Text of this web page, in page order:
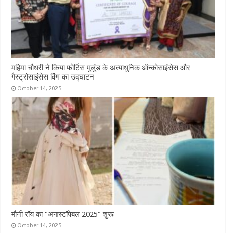
महिमा चौधरी ने किया फोर्टिस मुलुंड के अत्याधुनिक ऑन्कोसाइंसेस और
गैस्ट्रोसाइंसेस विंग का उद्घाटन
October 14, 2025
मौनी रॉय का “अनस्टॉपेबल 2025” शुरू
October 14, 2025